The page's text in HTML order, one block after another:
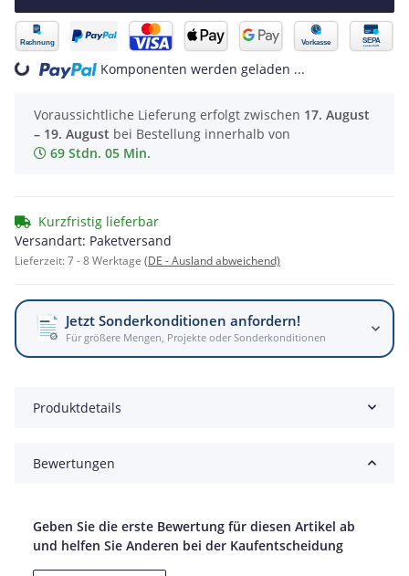
Loading... Komponenten werden geladen ...
Voraussichtliche Lieferung erfolgt zwischen 17. August
– 19. August bei Bestellung innerhalb von
69 Stdn. 05 Min.
Kurzfristig lieferbar
Versandart: Paketversand
Lieferzeit:7 - 8 Werktage (DE - Ausland abweichend)
Jetzt Sonderkonditionen anfordern!
Für größere Mengen, Projekte oder Sonderkonditionen
Produktdetails
Bewertungen
Geben Sie die erste Bewertung für diesen Artikel ab
und helfen Sie Anderen bei der Kaufentscheidung